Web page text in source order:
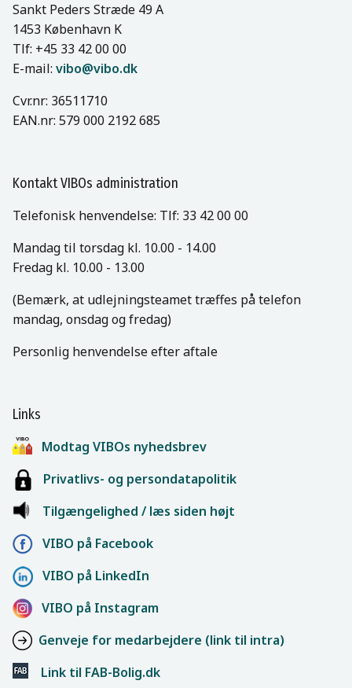
Sankt Peders Stræde 49 A
1453 København K
Tlf: +45 33 42 00 00
E-mail: vibo@vibo.dk
Cvr.nr: 36511710
EAN.nr: 579 000 2192 685
Kontakt VIBOs administration
Telefonisk henvendelse: Tlf: 33 42 00 00
Mandag til torsdag kl. 10.00 - 14.00
Fredag kl. 10.00 - 13.00
(Bemærk, at udlejningsteamet træffes på telefon
mandag, onsdag og fredag)
Personlig henvendelse efter aftale
Links
Modtag VIBOs nyhedsbrev
Privatlivs- og persondatapolitik
Tilgængelighed / læs siden højt
VIBO på Facebook
VIBO på LinkedIn
VIBO på Instagram
Genveje for medarbejdere (link til intra)
Link til FAB-Bolig.dk